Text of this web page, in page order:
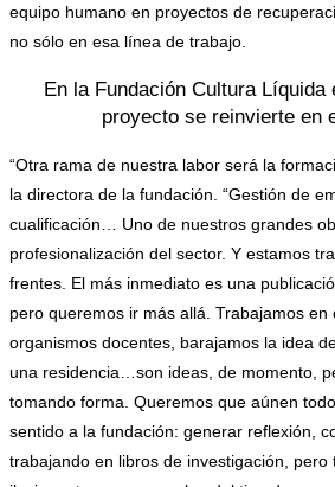
equipo humano en proyectos de
no sólo en esa línea de trabajo.
En la Fundación Cultura Líquida
proyecto se reinvierte en
“Otra rama de nuestra labor será la
la directora de la fundación. “Gestión de
cualificación… Uno de nuestros grandes
profesionalización del sector. Y estamos
frentes. El más inmediato es una
pero queremos ir más allá. Trabajamos en
organismos docentes, barajamos la idea
una residencia…son ideas, de momento,
tomando forma. Queremos que aúnen
sentido a la fundación: generar reflexión,
trabajando en libros de investigación, pero